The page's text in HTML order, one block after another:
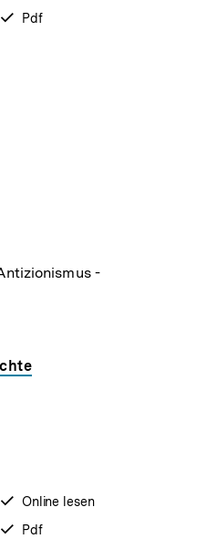
zum
verfügbar
Pdf
-
verfügbar
Online lesen
verfügbar
Pdf